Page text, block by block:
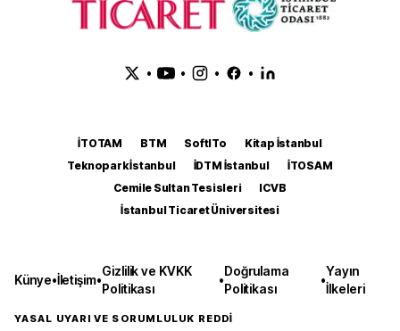
• • • •
İTOTAM BTM SoftITo
Kitap İstanbul
Teknopark İstanbul
İDTM İstanbul
İTOSAM
Cemile Sultan Tesisleri
ICVB
İstanbul Ticaret Üniversitesi
Künye•İletişim•
Gizlilik ve KVKK
Politikası
•
Doğrulama
Politikası
•
Yayın
İlkeleri
YASAL UYARI VE SORUMLULUK REDDİ